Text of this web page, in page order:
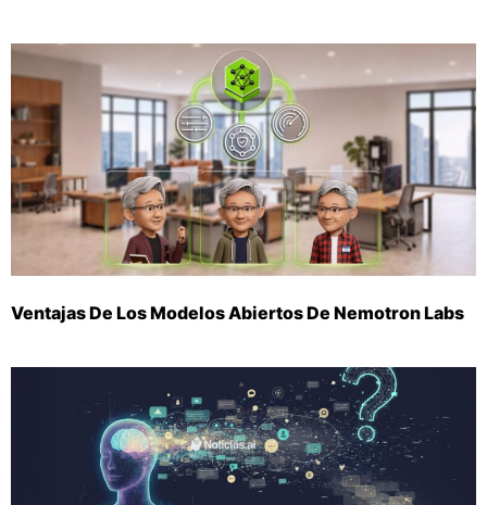
Ventajas De Los Modelos Abiertos De Nemotron Labs